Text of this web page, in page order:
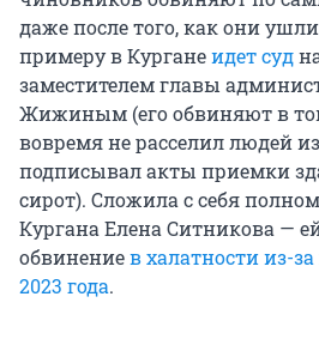
даже после того, как они
примеру в Курганеидет суд
заместителем главы
Жижиным (его обвиняют в
вовремя не расселил людей
подписывал акты приемки
сирот). Сложила с себя
Кургана Елена Ситникова —
обвинениев халатности из-
2023 года.